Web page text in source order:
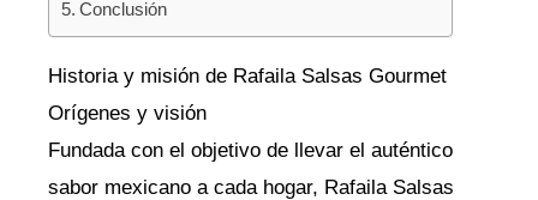
Conclusión
Historia y misión de Rafaila Salsas Gourmet
Orígenes y visión
Fundada con el objetivo de llevar el auténtico
sabor mexicano a cada hogar, Rafaila Salsas